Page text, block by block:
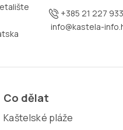
+385 21 227 933
info@kastela-
Co dělat
Kaštelské pláže